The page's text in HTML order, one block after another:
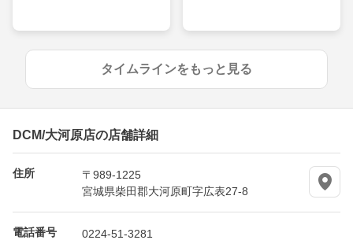
タイムラインをもっと見る
DCM/大河原店の店舗詳細
住所
〒989-1225
宮城県柴田郡大河原町字広表27-8
電話番号 0224-51-3281